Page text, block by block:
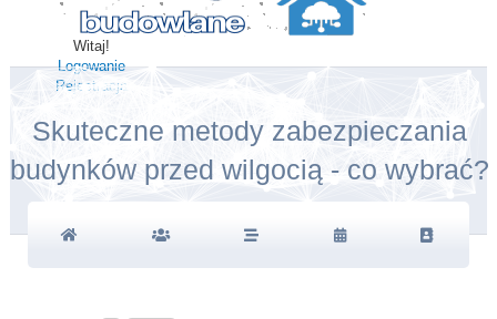
Witaj!
Logowanie
Rejestracja
Skuteczne metody zabezpieczania
budynków przed wilgocią - co wybrać?